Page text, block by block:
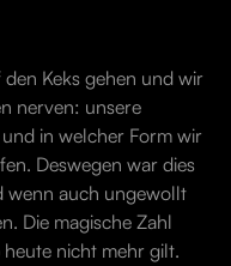
Keks gehen und wir
nerven: unsere
in welcher Form wir
Deswegen war dies
wenn auch ungewollt
Die magische Zahl
nicht mehr gilt.